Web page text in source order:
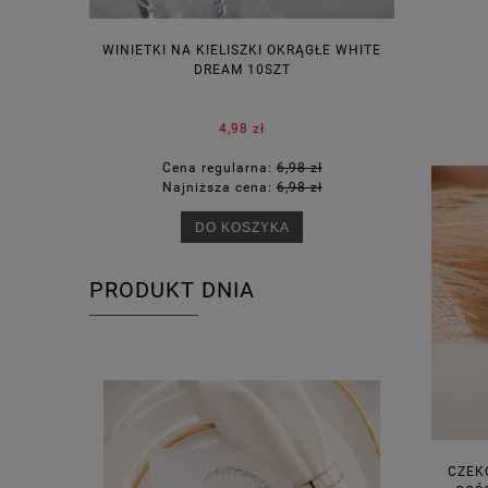
WINIETKI NA KIELISZKI OKRĄGŁE WHITE
DREAM 10SZT
4,98 zł
Cena regularna:6,98 zł
Najniższa cena:6,98 zł
DO KOSZYKA
PRODUKT DNIA